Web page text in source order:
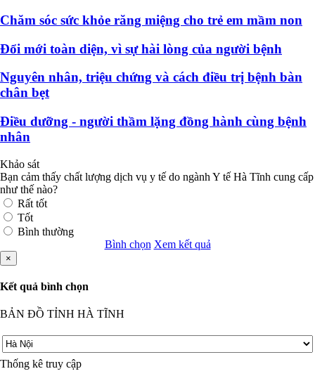
Chăm sóc sức khỏe răng miệng cho trẻ em mầm non
Đổi mới toàn diện, vì sự hài lòng của người bệnh
Nguyên nhân, triệu chứng và cách điều trị bệnh bàn
chân bẹt
Điều dưỡng - người thầm lặng đồng hành cùng bệnh
nhân
Khảo sát
Bạn cảm thấy chất lượng dịch vụ y tế do ngành Y tế Hà Tĩnh cung cấp
như thế nào?
Rất tốt
Tốt
Bình thường
Bình chọn Xem kết quả
×
Kết quả bình chọn
BẢN ĐỒ TỈNH HÀ TĨNH
Thống kê truy cập